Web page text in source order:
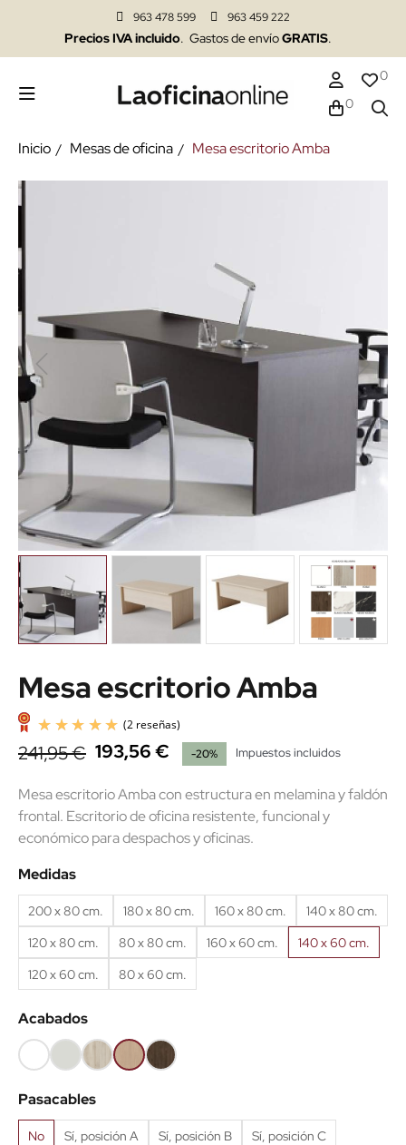
963 478 599 963 459 222
Precios IVA incluido. Gastos de envíoGRATIS.
0
0
Inicio Mesas de oficina Mesa escritorio Amba
Mesa escritorio Amba
(2 reseñas)
241,95 € 193,56 € -20% Impuestos incluidos
Mesa escritorio Amba con estructura en melamina y faldón
frontal. Escritorio de oficina resistente, funcional y
económico para despachos y oficinas.
Medidas
200 x 80 cm. 180 x 80 cm. 160 x 80 cm.
140 x 80 cm.
120 x 80 cm.
80 x 80 cm. 160 x 60 cm.
140 x 60 cm.
120 x 60 cm.
80 x 60 cm.
Acabados
Blanco
68
Gris
61
Haya
52
Roble
60
Castaño
53
Pasacables
No Sí, posición A Sí, posición B Sí, posición C